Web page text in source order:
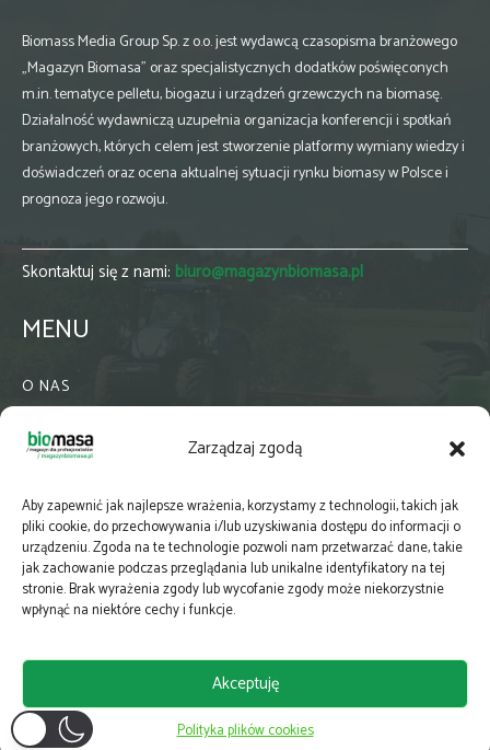
Zarządzaj zgodą
Aby zapewnić jak najlepsze wrażenia, korzystamy z technologii, takich jak
pliki cookie, do przechowywania i/lub uzyskiwania dostępu do informacji o
urządzeniu. Zgoda na te technologie pozwoli nam przetwarzać dane, takie
jak zachowanie podczas przeglądania lub unikalne identyfikatory na tej
stronie. Brak wyrażenia zgody lub wycofanie zgody może niekorzystnie
wpłynąć na niektóre cechy i funkcje.
Akceptuję
Polityka plików cookies
Biomass Media Group Sp. z o.o. jest wydawcą czasopisma branżowego
„Magazyn Biomasa” oraz specjalistycznych dodatków poświęconych
m.in. tematyce pelletu, biogazu i urządzeń grzewczych na biomasę.
Działalność wydawniczą uzupełnia organizacja konferencji i spotkań
branżowych, których celem jest stworzenie platformy wymiany wiedzy i
doświadczeń oraz ocena aktualnej sytuacji rynku biomasy w Polsce i
prognoza jego rozwoju.
Skontaktuj się z nami: biuro@magazynbiomasa.pl
MENU
O NAS
WSPÓŁPRACA
PRENUMERATA
NEWSLETTER
MAPY
E-WYDANIE